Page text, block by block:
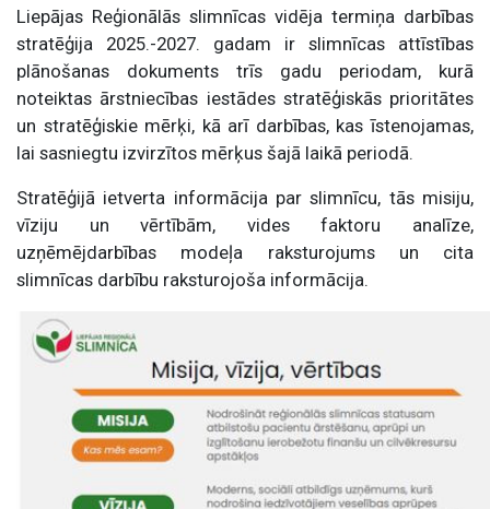
Liepājas Reģionālās slimnīcas vidēja termiņa darbības
stratēģija 2025.-2027. gadam ir slimnīcas attīstības
plānošanas dokuments trīs gadu periodam, kurā
noteiktas ārstniecības iestādes stratēģiskās prioritātes
un stratēģiskie mērķi, kā arī darbības, kas īstenojamas,
lai sasniegtu izvirzītos mērķus šajā laikā periodā.
Stratēģijā ietverta informācija par slimnīcu, tās misiju,
vīziju un vērtībām, vides faktoru analīze,
uzņēmējdarbības modeļa raksturojums un cita
slimnīcas darbību raksturojoša informācija.